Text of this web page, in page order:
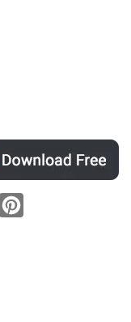
Copy